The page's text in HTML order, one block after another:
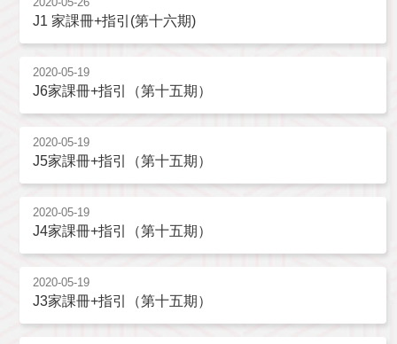
J1 家課冊+指引(第十六期)
2020-05-19
J6家課冊+指引（第十五期）
2020-05-19
J5家課冊+指引（第十五期）
2020-05-19
J4家課冊+指引（第十五期）
2020-05-19
J3家課冊+指引（第十五期）